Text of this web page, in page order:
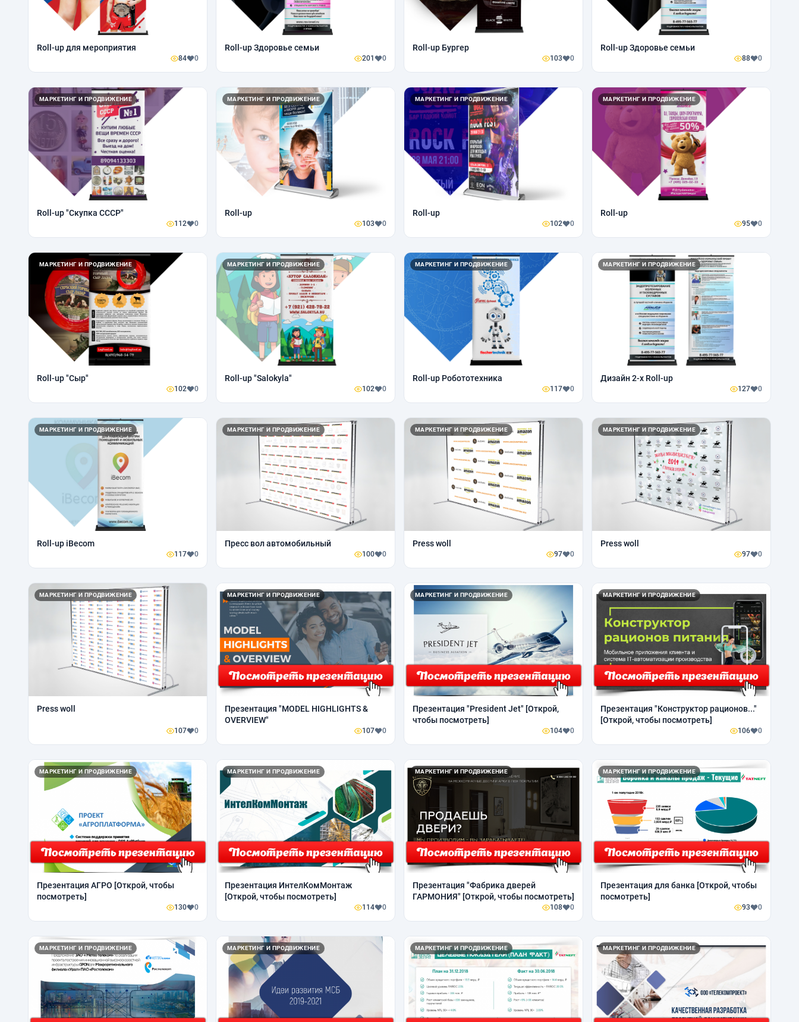
Roll-up для мероприятия
84 0
Roll-up Здоровье семьи
201 0
Roll-up Бургер
103 0
Roll-up Здоровье семьи
88 0
МАРКЕТИНГ И ПРОДВИЖЕНИЕ
Roll-up "Скупка СССР"
112 0
МАРКЕТИНГ И ПРОДВИЖЕНИЕ
Roll-up
103 0
МАРКЕТИНГ И ПРОДВИЖЕНИЕ
Roll-up
102 0
МАРКЕТИНГ И ПРОДВИЖЕНИЕ
Roll-up
95 0
МАРКЕТИНГ И ПРОДВИЖЕНИЕ
Roll-up "Сыр"
102 0
МАРКЕТИНГ И ПРОДВИЖЕНИЕ
Roll-up "Salokyla"
102 0
МАРКЕТИНГ И ПРОДВИЖЕНИЕ
Roll-up Робототехника
117 0
МАРКЕТИНГ И ПРОДВИЖЕНИЕ
Дизайн 2-х Roll-up
127 0
МАРКЕТИНГ И ПРОДВИЖЕНИЕ
Roll-up iBecom
117 0
МАРКЕТИНГ И ПРОДВИЖЕНИЕ
Пресс вол автомобильный
100 0
МАРКЕТИНГ И ПРОДВИЖЕНИЕ
Press woll
97 0
МАРКЕТИНГ И ПРОДВИЖЕНИЕ
Press woll
97 0
МАРКЕТИНГ И ПРОДВИЖЕНИЕ
Press woll
107 0
МАРКЕТИНГ И ПРОДВИЖЕНИЕ
Презентация "MODEL HIGHLIGHTS &
OVERVIEW"
107 0
МАРКЕТИНГ И ПРОДВИЖЕНИЕ
Презентация "President Jet" [Открой,
чтобы посмотреть]
104 0
МАРКЕТИНГ И ПРОДВИЖЕНИЕ
Презентация "Конструктор рационов..."
[Открой, чтобы посмотреть]
106 0
МАРКЕТИНГ И ПРОДВИЖЕНИЕ
Презентация АГРО [Открой, чтобы
посмотреть]
130 0
МАРКЕТИНГ И ПРОДВИЖЕНИЕ
Презентация ИнтелКомМонтаж
[Открой, чтобы посмотреть]
114 0
МАРКЕТИНГ И ПРОДВИЖЕНИЕ
Презентация "Фабрика дверей
ГАРМОНИЯ" [Открой, чтобы посмотреть]
108 0
МАРКЕТИНГ И ПРОДВИЖЕНИЕ
Презентация для банка [Открой, чтобы
посмотреть]
93 0
МАРКЕТИНГ И ПРОДВИЖЕНИЕ МАРКЕТИНГ И ПРОДВИЖЕНИЕ МАРКЕТИНГ И ПРОДВИЖЕНИЕ МАРКЕТИНГ И ПРОДВИЖЕНИЕ